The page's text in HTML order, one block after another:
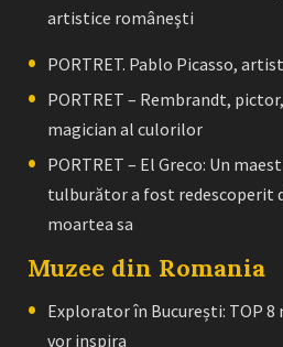
artistice româneşti
PORTRET. Pablo Picasso,
PORTRET – Rembrandt,
magician al culorilor
PORTRET – El Greco: Un
tulburător a fost redescoperit
moartea sa
Muzee din Romania
Explorator în București: TOP 8
vor inspira